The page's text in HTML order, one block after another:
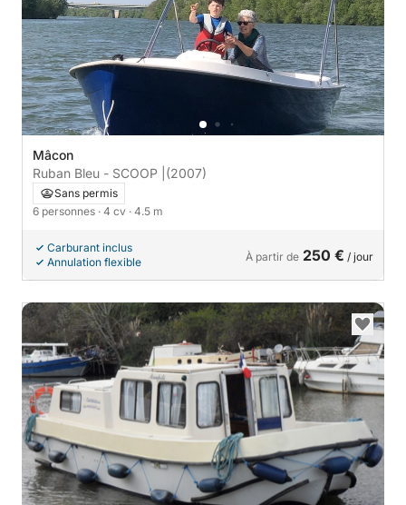
Mâcon
Ruban Bleu - SCOOP | (2007)
Sans permis
6 personnes · 4 cv · 4.5 m
Carburant inclus
Annulation flexible
À partir de 250 € / jour